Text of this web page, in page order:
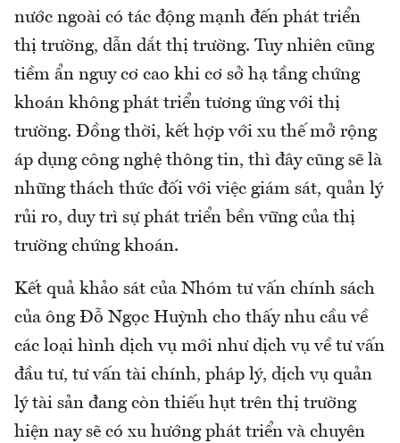
nước ngoài có tác động mạnh đến phát triển
thị trường, dẫn dắt thị trường. Tuy nhiên cũng
tiềm ẩn nguy cơ cao khi cơ sở hạ tầng chứng
khoán không phát triển tương ứng với thị
trường. Đồng thời, kết hợp với xu thế mở rộng
áp dụng công nghệ thông tin, thì đây cũng sẽ là
những thách thức đối với việc giám sát, quản lý
rủi ro, duy trì sự phát triển bền vững của thị
trường chứng khoán.
Kết quả khảo sát của Nhóm tư vấn chính sách
của ông Đỗ Ngọc Huỳnh cho thấy nhu cầu về
các loại hình dịch vụ mới như dịch vụ về tư vấn
đầu tư, tư vấn tài chính, pháp lý, dịch vụ quản
lý tài sản đang còn thiếu hụt trên thị trường
hiện nay sẽ có xu hướng phát triển và chuyên